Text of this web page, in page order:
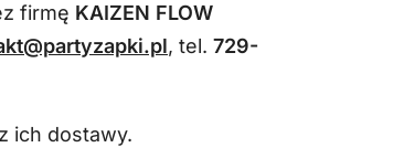
firmę KAIZEN FLOW
, tel. 729-
ich dostawy.